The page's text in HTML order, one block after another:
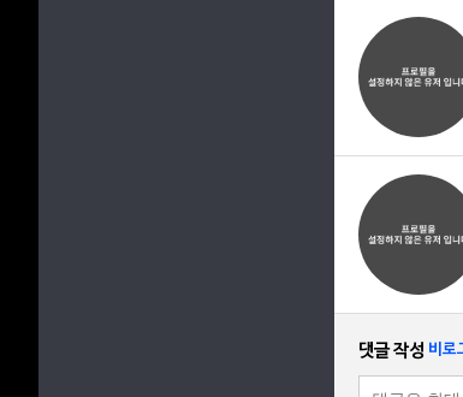
댓글 작성 비로